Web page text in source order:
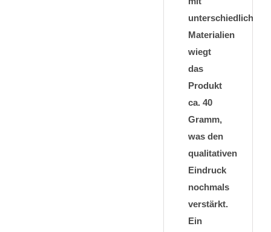
unterschiedlichen
Materialien
wiegt
das
Produkt
ca. 40
Gramm,
was den
qualitativen
Eindruck
nochmals
verstärkt.
Ein